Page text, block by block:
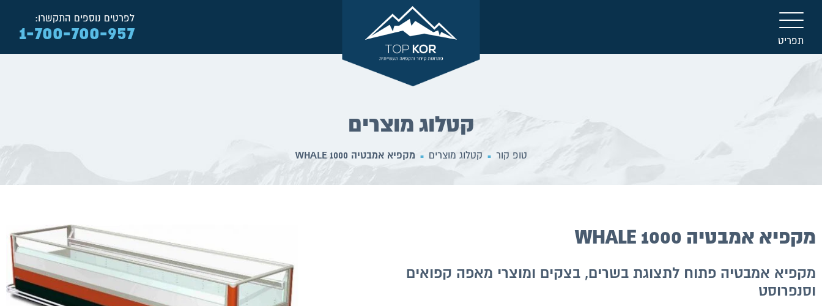
תפריט
לפרטים נוספים התקשרו:
1-700-700-957
קטלוג מוצרים
טופ קור ■ קטלוג מוצרים ■ מקפיא אמבטיה WHALE 1000
מקפיא אמבטיה WHALE 1000
מקפיא אמבטיה פתוח לתצוגת בשרים, בצקים ומוצרי מאפה קפואים
וסנפרוסט